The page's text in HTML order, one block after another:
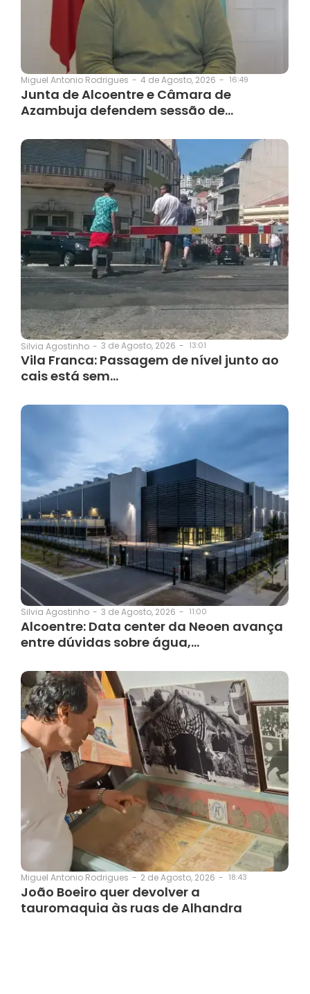
Miguel Antonio Rodrigues - 4 de Agosto, 2026 - 16:49
Junta de Alcoentre e Câmara de
Azambuja defendem sessão de…
Silvia Agostinho - 3 de Agosto, 2026 - 13:01
Vila Franca: Passagem de nível junto ao
cais está sem…
Silvia Agostinho - 3 de Agosto, 2026 - 11:00
Alcoentre: Data center da Neoen avança
entre dúvidas sobre água,…
Miguel Antonio Rodrigues - 2 de Agosto, 2026 - 18:43
João Boeiro quer devolver a
tauromaquia às ruas de Alhandra